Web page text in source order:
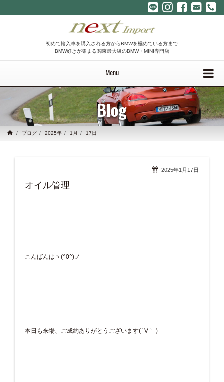
初めて輸入車を購入される方からBMWを極めている方まで
BMW好きが集まる関東最大級のBMW・MINI専門店
Menu
Blog
ブログ 2025年 1月 17日
2025年1月17日
オイル管理
こんばんはヽ(^0^)ノ
本日も来場、ご成約ありがとうございます( ´∀｀ )